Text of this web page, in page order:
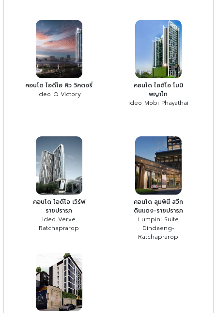
คอนโด ไอดีโอ คิว วิคตอรี่
Ideo Q Victory
คอนโด ไอดีโอ โมบิ
พญาไท
Ideo Mobi Phayathai
คอนโด ไอดีโอ เวิร์ฟ
ราชปรารภ
Ideo Verve
Ratchaprarop
คอนโด ลุมพินี สวีท
ดินแดง-ราชปรารภ
Lumpini Suite
Dindaeng-
Ratchaprarop